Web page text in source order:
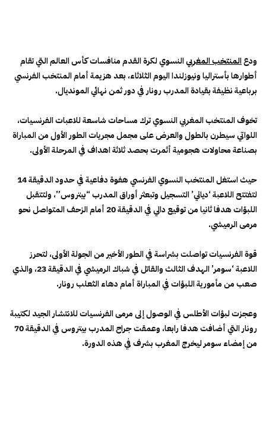
ودعالمنتخب المغربيالنسوي لكرة القدم منافسات كأس العالم التي تقام
أطوارها بأستراليا ونيوزلندا اليوم الثلاثاء، بعد هزيمة أمام المنتخب الفرنسي
برباعية نظيفة بقيادة المدرب رونار في دور ثمن نهائي المونديال.
تخوف المنتخب المغربي النسوي ترك مساحات شاسعة للاعبات الفرنسيات،
اللواتي سيطرن بالطول والعرض على مجمل مجريات الطور الأول من المباراة
بصناعة محاولات هجومية أثمرت بحصد ثلاثة اهداف في المرحلة الأولى.
حيث استغل المنتخب النسوي الفرنسي هفوة دفاعية في حدود الدقيقة 14
لتفتتح اللاعبة ‘دياني’ التسجيل وتبعثر أوراق المدرب “بيتروس”، ولتتقبل
اللبؤات هدفا ثانيا من توقيع دالي في الدقيقة 20 أمام الزحف المتواصل نحو
مرمى الرميشي.
قوة الفرنسيات تواصلت بشراسة في الطور الأخير من الجولة الأولى، لتحرز
اللاعبة ‘سومر’ الهدف الثالث والقاتل في شباك الرميشي في الدقيقة 23، والذي
صعب من مأمورية اللبؤات في المباراة أمام دهاء الثعلب رونار.
وعجزت لبؤات الأطلس في الوصول إلى مرمى الفرنسيات للانتشار الجيد لكتيبة
رونار التي أضافت هدفا رابعا، وعمقت جراح المدرب بيتروس في الدقيقة 70
من إمضاء سومر ليخرج المغرب بشرف في هذه الدورة.